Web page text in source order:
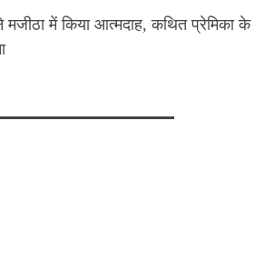
में किया आत्मदाह, कथित प्रेमिका के